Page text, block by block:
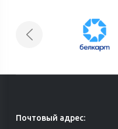
Почтовый адрес: